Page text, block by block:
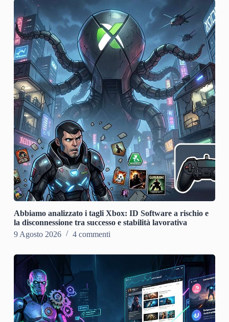
Abbiamo analizzato i tagli Xbox: ID Software a rischio e
la disconnessione tra successo e stabilità lavorativa
9 Agosto 2026
4 commenti